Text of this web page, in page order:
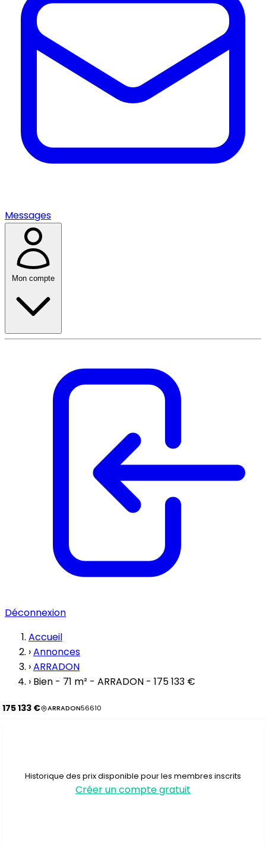
Messages
Mon compte
Déconnexion
Accueil
›Annonces
›ARRADON
› Bien - 71 m² - ARRADON - 175 133 €
175 133 € ARRADON56610
Historique des prix disponible pour les membres inscrits
Créer un compte gratuit